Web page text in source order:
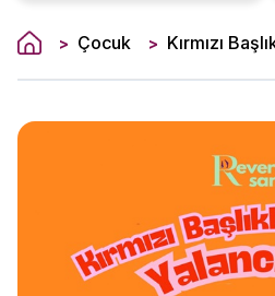
> Çocuk > Kırmızı